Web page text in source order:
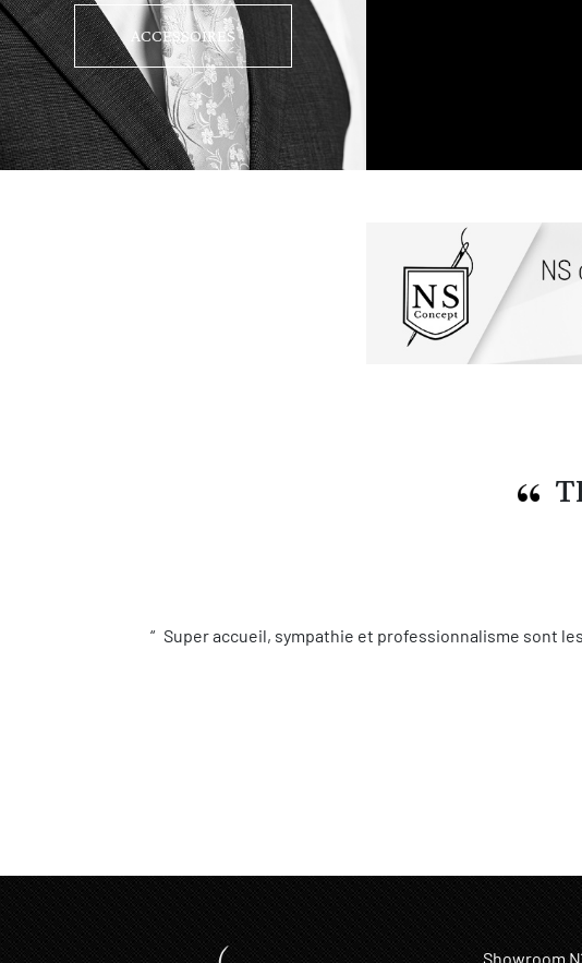
ACCESSOIRES
Super accueil, sympathie et professionnalisme sont
Showroom